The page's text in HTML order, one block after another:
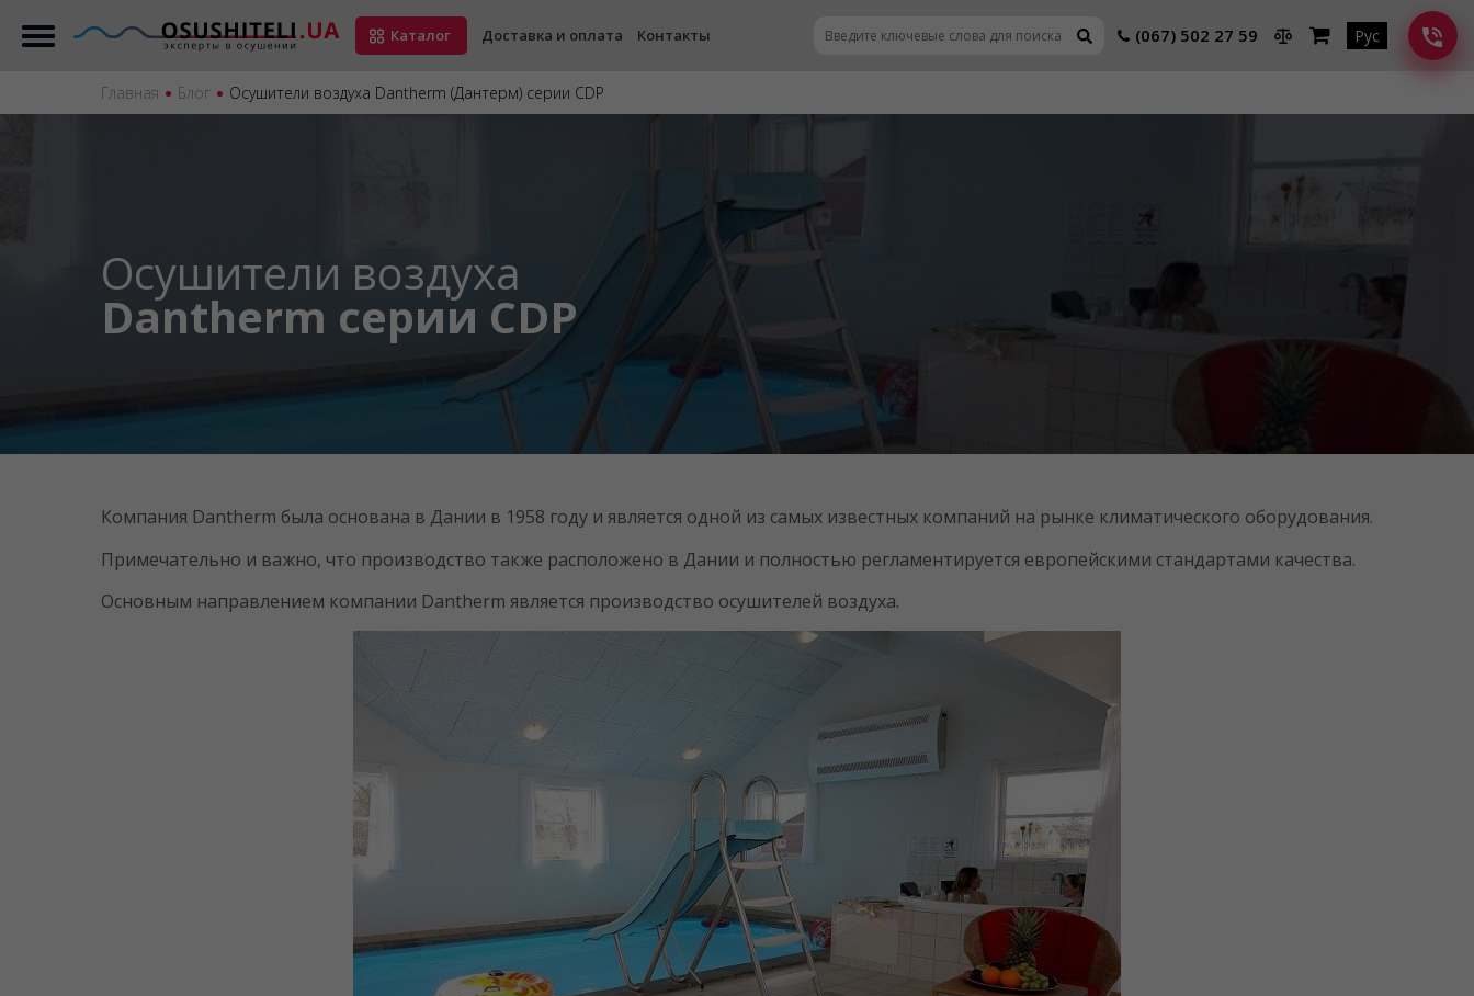
Каталог Доставка и оплата Контакты (067) 502 27 59 Рус
Главная Блог Осушители воздуха Dantherm (Дантерм) серии CDP
Осушители воздуха
Dantherm серии CDP
Компания Dantherm была основана в Дании в 1958 году и является одной из самых известных компаний на рынке климатического оборудования.
Примечательно и важно, что производство также расположено в Дании и полностью регламентируется европейскими стандартами качества.
Основным направлением компании Dantherm является производство осушителей воздуха.